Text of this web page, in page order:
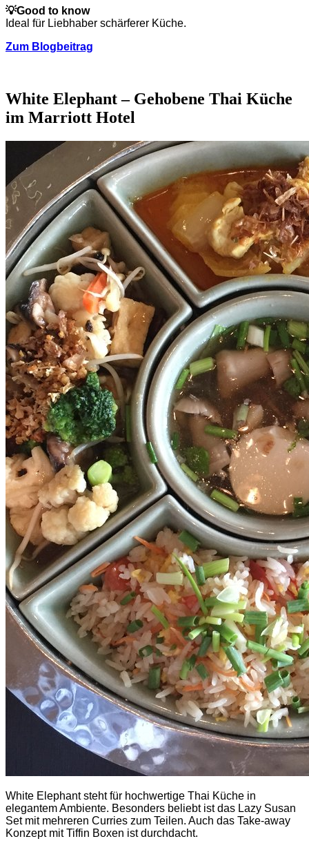
💡Good to know
Ideal für Liebhaber schärferer Küche.
Zum Blogbeitrag
White Elephant – Gehobene Thai Küche
im Marriott Hotel
White Elephant steht für hochwertige Thai Küche in
elegantem Ambiente. Besonders beliebt ist das Lazy Susan
Set mit mehreren Curries zum Teilen. Auch das Take-away
Konzept mit Tiffin Boxen ist durchdacht.